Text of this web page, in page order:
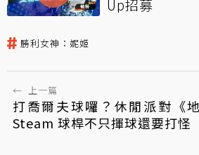
Up招募
勝利女神：妮姬
← 上一篇
打喬爾夫球囉？休閒派對《
Steam 球桿不只揮球還要打怪